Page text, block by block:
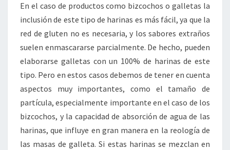
En el caso de productos como bizcochos o galletas la
inclusión de este tipo de harinas es más fácil, ya que la
red de gluten no es necesaria, y los sabores extraños
suelen enmascararse parcialmente. De hecho, pueden
elaborarse galletas con un 100% de harinas de este
tipo. Pero en estos casos debemos de tener en cuenta
aspectos muy importantes, como el tamaño de
partícula, especialmente importante en el caso de los
bizcochos, y la capacidad de absorción de agua de las
harinas, que influye en gran manera en la reología de
las masas de galleta. Si estas harinas se mezclan en